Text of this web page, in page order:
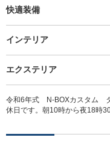
快適装備
インテリア
エクステリア
令和6年式 N-BOXカスタム タ
休日です。朝10時から夜18時